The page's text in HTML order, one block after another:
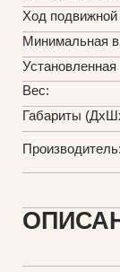
Ход
Минимальная
Вес:
Габариты
Производитель: